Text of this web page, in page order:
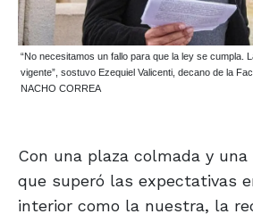
“No necesitamos un fallo para que la ley se cumpla.
vigente”, sostuvo Ezequiel Valicenti, decano de la
NACHO CORREA
Con una plaza colmada y
que superó las expectativas
interior como la nuestra, la